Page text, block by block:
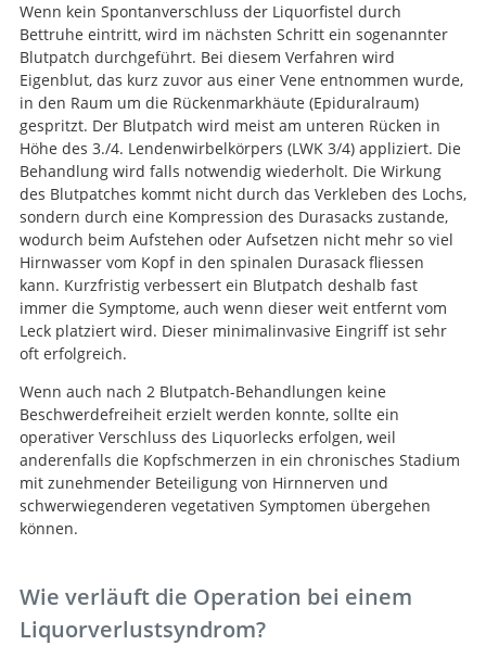
Wenn kein Spontanverschluss der Liquorfistel durch
Bettruhe eintritt, wird im nächsten Schritt ein sogenannter
Blutpatch durchgeführt. Bei diesem Verfahren wird
Eigenblut, das kurz zuvor aus einer Vene entnommen wurde,
in den Raum um die Rückenmarkhäute (Epiduralraum)
gespritzt. Der Blutpatch wird meist am unteren Rücken in
Höhe des 3./4. Lendenwirbelkörpers (LWK 3/4) appliziert. Die
Behandlung wird falls notwendig wiederholt. Die Wirkung
des Blutpatches kommt nicht durch das Verkleben des Lochs,
sondern durch eine Kompression des Durasacks zustande,
wodurch beim Aufstehen oder Aufsetzen nicht mehr so viel
Hirnwasser vom Kopf in den spinalen Durasack fliessen
kann. Kurzfristig verbessert ein Blutpatch deshalb fast
immer die Symptome, auch wenn dieser weit entfernt vom
Leck platziert wird. Dieser minimalinvasive Eingriff ist sehr
oft erfolgreich.
Wenn auch nach 2 Blutpatch-Behandlungen keine
Beschwerdefreiheit erzielt werden konnte, sollte ein
operativer Verschluss des Liquorlecks erfolgen, weil
anderenfalls die Kopfschmerzen in ein chronisches Stadium
mit zunehmender Beteiligung von Hirnnerven und
schwerwiegenderen vegetativen Symptomen übergehen
können.
Wie verläuft die Operation bei einem
Liquorverlustsyndrom?